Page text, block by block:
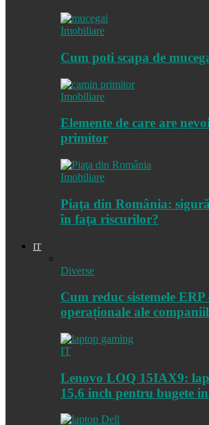
Imobiliare
Cum poti scapa de
Imobiliare
Elemente de care are
primitor
Imobiliare
Piaţa din România:
în faţa riscurilor?
IT
Diverse
Cum reduc sistemele
operaționale ale
IT
Lenovo LOQ 15IAX9:
15,6 inch pentru bugete